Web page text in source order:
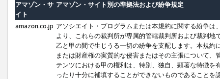
アマゾン・サ
イト
アマゾン・サイト別の準拠法および紛争規定
amazon.co.jp アソシエイト・プログラムまたは本規約に関する紛争
より、これらの裁判所が専属的管轄裁判所および裁判
乙と甲の間で生じうる一切の紛争を支配します。本規
または財産権の実質的な侵害またはその主張について
テンツにおける甲の権利は、特別、独自、顕著な特徴
ったり十分に補填することができないものであることを